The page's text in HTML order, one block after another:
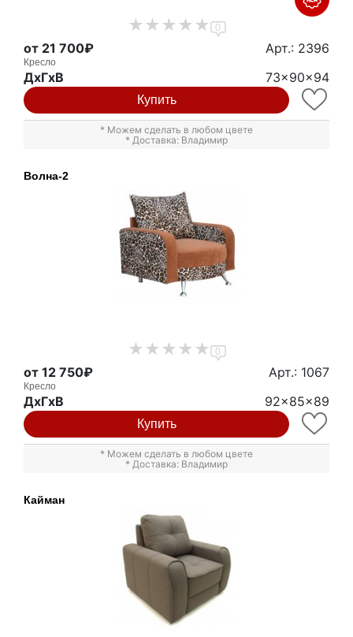
0
от 21 700₽ Арт.: 2396
Кресло
ДxГxВ 73x90x94
Купить
* Можем сделать в любом цвете
* Доставка: Владимир
Волна-2
0
от 12 750₽ Арт.: 1067
Кресло
ДxГxВ 92x85x89
Купить
* Можем сделать в любом цвете
* Доставка: Владимир
Кайман